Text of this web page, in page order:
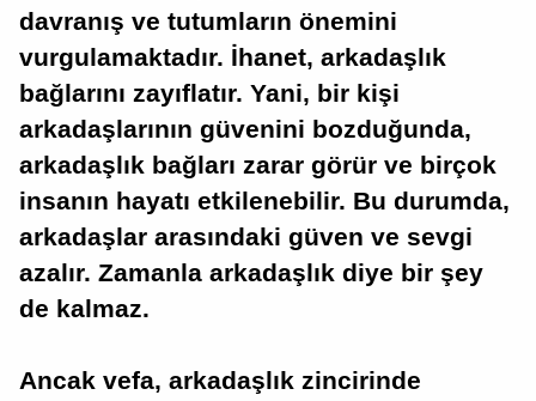
davranış ve tutumların önemini
vurgulamaktadır. İhanet, arkadaşlık
bağlarını zayıflatır. Yani, bir kişi
arkadaşlarının güvenini bozduğunda,
arkadaşlık bağları zarar görür ve birçok
insanın hayatı etkilenebilir. Bu durumda,
arkadaşlar arasındaki güven ve sevgi
azalır. Zamanla arkadaşlık diye bir şey
de kalmaz.
Ancak vefa, arkadaşlık zincirinde